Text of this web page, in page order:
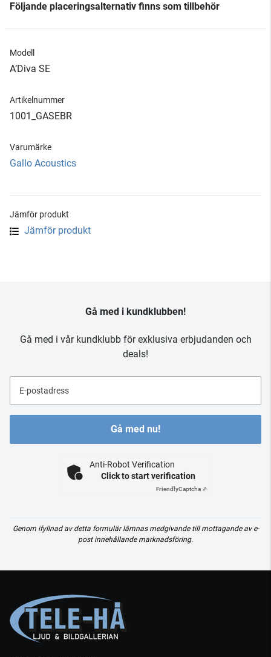
Följande placeringsalternativ finns som tillbehör
Modell
A’Diva SE
Artikelnummer
1001_GASEBR
Varumärke
Gallo Acoustics
Jämför produkt
Jämför produkt
Gå med i kundklubben!
Gå med i vår kundklubb för exklusiva erbjudanden och
deals!
E-postadress
Gå med nu!
Anti-Robot Verification
Click to start verification
FriendlyCaptcha ⇗
Genom ifyllnad av detta formulär lämnas medgivande till mottagande av e-
post innehållande marknadsföring.